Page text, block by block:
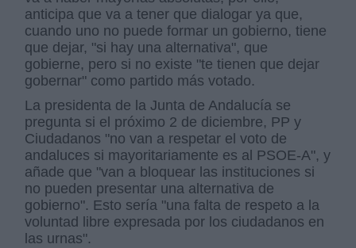
anticipa que va a tener que dialogar ya que,
cuando uno no puede formar un gobierno, tiene
que dejar, "si hay una alternativa", que
gobierne, pero si no existe "te tienen que dejar
gobernar" como partido más votado.
La presidenta de la Junta de Andalucía se
pregunta si el próximo 2 de diciembre, PP y
Ciudadanos "no van a respetar el voto de
andaluces si mayoritariamente es al PSOE-A", y
añade que "van a bloquear las instituciones si
no pueden presentar una alternativa de
gobierno". Esto sería "una falta de respeto a la
voluntad libre expresada por los ciudadanos en
las urnas".